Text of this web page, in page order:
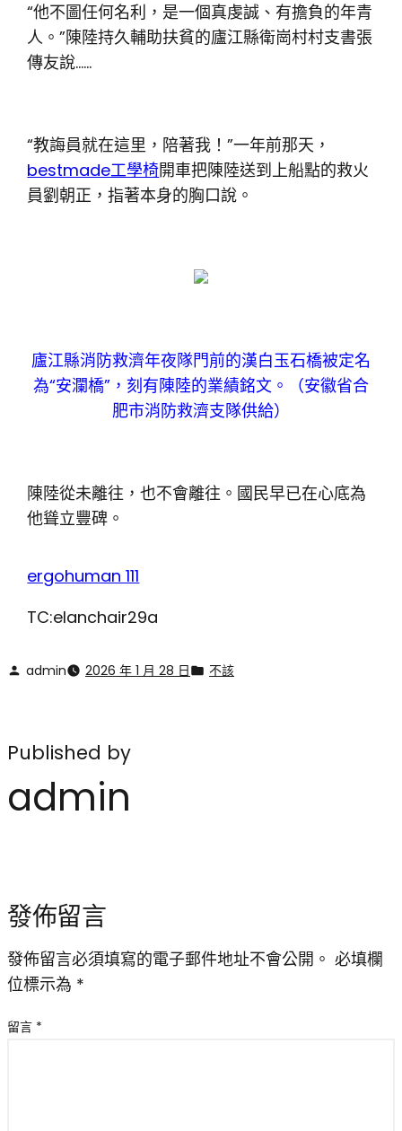
“他不圖任何名利，是一個真虔誠、有擔負的年青
人。”陳陸持久輔助扶貧的廬江縣衛崗村村支書張
傳友說……
“教誨員就在這里，陪著我！”一年前那天，
bestmade工學椅開車把陳陸送到上船點的救火
員劉朝正，指著本身的胸口說。
廬江縣消防救濟年夜隊門前的漢白玉石橋被定名
為“安瀾橋”，刻有陳陸的業績銘文。（安徽省合
肥市消防救濟支隊供給）
陳陸從未離往，也不會離往。國民早已在心底為
他聳立豐碑。
ergohuman 111
TC:elanchair29a
admin 2026 年 1 月 28 日 不該
Published by
admin
發佈留言
發佈留言必須填寫的電子郵件地址不會公開。 必填欄
位標示為 *
留言 *